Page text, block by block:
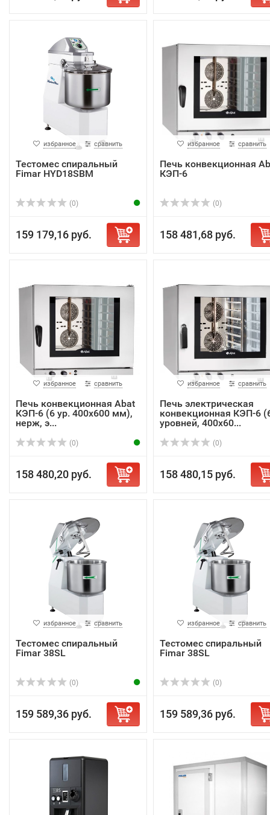
избранное сравнить
Тестомес спиральный
Fimar HYD18SBM
(0)
159 179,16 руб.
избранное сравнить
Печь конвекционная
КЭП-6
(0)
158 481,68 руб.
избранное сравнить
Печь конвекционная Abat
КЭП-6 (6 ур. 400х600 мм),
нерж, э...
(0)
158 480,20 руб.
избранное сравнить
Печь электрическая
конвекционная КЭП-6
уровней, 400х60...
(0)
158 480,15 руб.
избранное сравнить
Тестомес спиральный
Fimar 38SL
(0)
159 589,36 руб.
избранное сравнить
Тестомес спиральный
Fimar 38SL
(0)
159 589,36 руб.